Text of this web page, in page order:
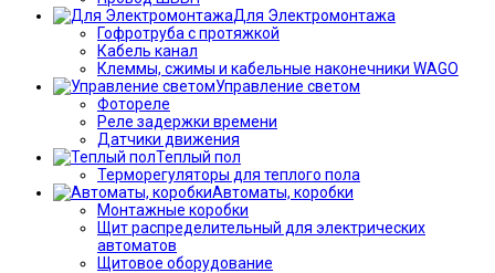
Для Электромонтажа
Гофротруба с протяжкой
Кабель канал
Клеммы, сжимы и кабельные наконечники WAGO
Управление светом
Фотореле
Реле задержки времени
Датчики движения
Теплый пол
Терморегуляторы для теплого пола
Автоматы, коробки
Монтажные коробки
Щит распределительный для электрических
автоматов
Щитовое оборудование